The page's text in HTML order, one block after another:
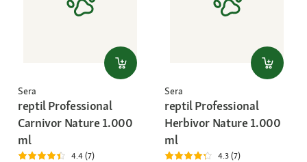
Sera
reptil Professional
Carnivor Nature 1.000
ml
4.4 (7)
Sera
reptil Professional
Herbivor Nature 1.000
ml
4.3 (7)